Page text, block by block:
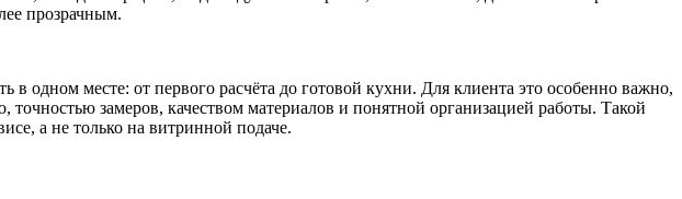
прозрачным.
одном месте: от первого расчёта до готовой кухни. Для клиента это особенно важно,
замеров, качеством материалов и понятной организацией работы. Такой
а не только на витринной подаче.